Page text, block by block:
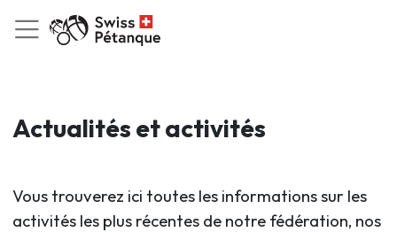
Actualités et activités
Vous trouverez ici toutes les informations sur les
activités les plus récentes de notre fédération, nos